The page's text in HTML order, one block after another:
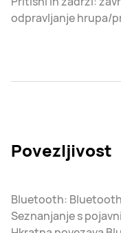
odpravljanje hrupa/
Povezljivost
Bluetooth:
Seznanjanje s